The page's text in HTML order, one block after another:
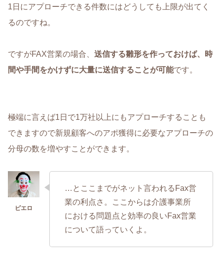
1日にアプローチできる件数にはどうしても上限が出てく
るのですね。
ですがFAX営業の場合、 送信する雛形を作っておけば、時
間や手間をかけずに大量に送信することが可能です。
極端に言えば1日で1万社以上にもアプローチすることも
できますので新規顧客へのアポ獲得に必要なアプローチの
分母の数を増やすことができます。
…とここまでがネット言われるFax営
業の利点さ。ここからは介護事業所
における問題点と効率の良いFax営業
について語っていくよ。